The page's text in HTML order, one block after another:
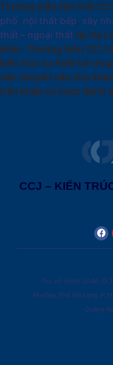
Thương hiệu Nội thất
phố, nội thất bếp, xây
thất – ngoại thất tại Hạ
khác. Thương hiệu CCJ
kiến trúc sư thiết kế
vấn chuyên sâu cho
trên khắp cả nước đánh
CCJ – KIẾN
Trụ sở chính: Lô A8, Ô
MonBay, Phố Hải Long, P.
Quảng